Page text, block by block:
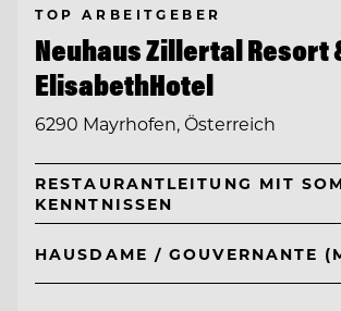
TOP ARBEITGEBER
Neuhaus Zillertal Resort
ElisabethHotel
6290 Mayrhofen, Österreich
RESTAURANTLEITUNG MIT
KENNTNISSEN
HAUSDAME / GOUVERNANTE